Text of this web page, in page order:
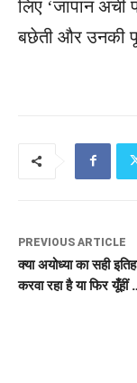
लिए ‘जापान अची
बछेती और उनकी
PREVIOUS ARTICLE
क्या अयोध्या का सही
करवा रहा है या फिर यूँहीं